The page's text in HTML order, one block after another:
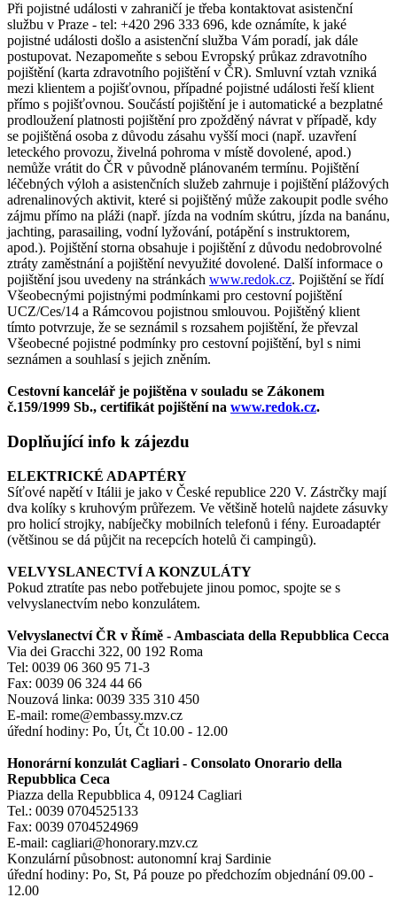
Při pojistné události v zahraničí je třeba kontaktovat asistenční
službu v Praze - tel: +420 296 333 696, kde oznámíte, k jaké
pojistné události došlo a asistenční služba Vám poradí, jak dále
postupovat. Nezapomeňte s sebou Evropský průkaz zdravotního
pojištění (karta zdravotního pojištění v ČR). Smluvní vztah vzniká
mezi klientem a pojišťovnou, případné pojistné události řeší klient
přímo s pojišťovnou. Součástí pojištění je i automatické a bezplatné
prodloužení platnosti pojištění pro zpožděný návrat v případě, kdy
se pojištěná osoba z důvodu zásahu vyšší moci (např. uzavření
leteckého provozu, živelná pohroma v místě dovolené, apod.)
nemůže vrátit do ČR v původně plánovaném termínu. Pojištění
léčebných výloh a asistenčních služeb zahrnuje i pojištění plážových
adrenalinových aktivit, které si pojištěný může zakoupit podle svého
zájmu přímo na pláži (např. jízda na vodním skútru, jízda na banánu,
jachting, parasailing, vodní lyžování, potápění s instruktorem,
apod.). Pojištění storna obsahuje i pojištění z důvodu nedobrovolné
ztráty zaměstnání a pojištění nevyužité dovolené. Další informace o
pojištění jsou uvedeny na stránkách www.redok.cz. Pojištění se řídí
Všeobecnými pojistnými podmínkami pro cestovní pojištění
UCZ/Ces/14 a Rámcovou pojistnou smlouvou. Pojištěný klient
tímto potvrzuje, že se seznámil s rozsahem pojištění, že převzal
Všeobecné pojistné podmínky pro cestovní pojištění, byl s nimi
seznámen a souhlasí s jejich zněním.
Cestovní kancelář je pojištěna v souladu se Zákonem
č.159/1999 Sb., certifikát pojištění na www.redok.cz.
Doplňující info k zájezdu
ELEKTRICKÉ ADAPTÉRY
Síťové napětí v Itálii je jako v České republice 220 V. Zástrčky mají
dva kolíky s kruhovým průřezem. Ve většině hotelů najdete zásuvky
pro holicí strojky, nabíječky mobilních telefonů i fény. Euroadaptér
(většinou se dá půjčit na recepcích hotelů či campingů).
VELVYSLANECTVÍ A KONZULÁTY
Pokud ztratíte pas nebo potřebujete jinou pomoc, spojte se s
velvyslanectvím nebo konzulátem.
Velvyslanectví ČR v Římě - Ambasciata della Repubblica Cecca
Via dei Gracchi 322, 00 192 Roma
Tel: 0039 06 360 95 71-3
Fax: 0039 06 324 44 66
Nouzová linka: 0039 335 310 450
E-mail: rome@embassy.mzv.cz
úřední hodiny: Po, Út, Čt 10.00 - 12.00
Honorární konzulát Cagliari - Consolato Onorario della
Repubblica Ceca
Piazza della Repubblica 4, 09124 Cagliari
Tel.: 0039 0704525133
Fax: 0039 0704524969
E-mail: cagliari@honorary.mzv.cz
Konzulární působnost: autonomní kraj Sardinie
úřední hodiny: Po, St, Pá pouze po předchozím objednání 09.00 -
12.00